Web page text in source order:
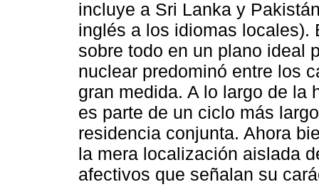
incluye a Sri Lanka y
inglés a los idiomas locales).
sobre todo en un plano ideal
nuclear predominó entre los
gran medida. A lo largo de la
es parte de un ciclo más
residencia conjunta. Ahora
la mera localización aislada
afectivos que señalan su